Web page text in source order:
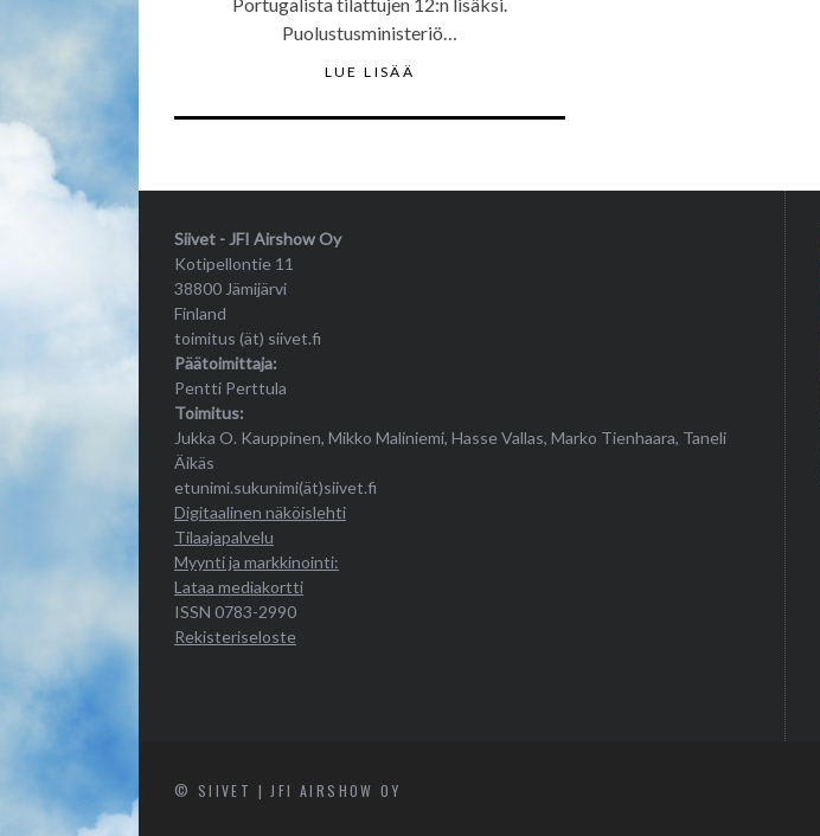
Puolustusministeriö…
LUE LISÄÄ
Siivet - JFI Airshow Oy
Kotipellontie 11
38800 Jämijärvi
Finland
toimitus (ät) siivet.fi
Päätoimittaja:
Pentti Perttula
Toimitus:
Jukka O. Kauppinen, Mikko Maliniemi, Hasse Vallas, Marko Tienhaara, Taneli
Äikäs
etunimi.sukunimi(ät)siivet.fi
Digitaalinen näköislehti
Tilaajapalvelu
Myynti ja markkinointi:
Lataa mediakortti
ISSN 0783-2990
Rekisteriseloste
© SIIVET | JFI AIRSHOW OY